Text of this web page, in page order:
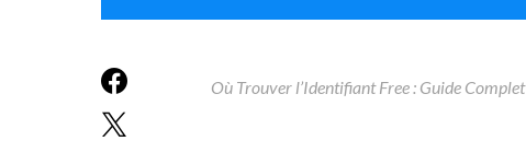
Où Trouver l’Identifiant Free : Guide Complet